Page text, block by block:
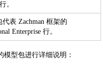
。
代表 Zachman 框架的
Enterprise 行。
模型包进行详细说明：